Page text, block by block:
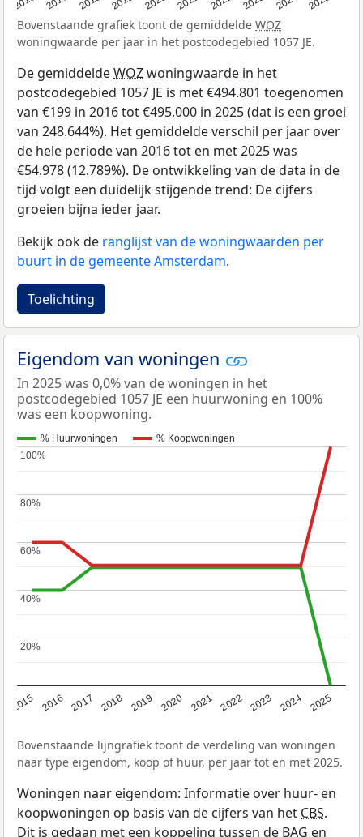
Bovenstaande grafiek toont de gemiddelde WOZ
woningwaarde per jaar in het postcodegebied 1057 JE.
De gemiddeldeWOZwoningwaarde in het
postcodegebied 1057 JE is met €494.801 toegenomen
van €199 in 2016 tot €495.000 in 2025 (dat is een groei
van 248.644%). Het gemiddelde verschil per jaar over
de hele periode van 2016 tot en met 2025 was
€54.978 (12.789%). De ontwikkeling van de data in de
tijd volgt een duidelijk stijgende trend: De cijfers
groeien bijna ieder jaar.
Bekijk ook de ranglijst van de woningwaarden per
buurt in de gemeente Amsterdam.
Toelichting
Eigendom van woningen
In 2025 was 0,0% van de woningen in het
postcodegebied 1057 JE een huurwoning en 100%
was een koopwoning.
% Huurwoningen % Koopwoningen
2015 2016 2017 2018 2019 2020 2021 2022 2023 2024 2025
20%
20%
40%
40%
60%
60%
80%
80%
100%
100%
Bovenstaande lijngrafiek toont de verdeling van woningen
naar type eigendom, koop of huur, per jaar tot en met 2025.
Woningen naar eigendom: Informatie over huur- en
koopwoningen op basis van de cijfers van het CBS.
Dit is gedaan met een koppeling tussen de BAG en